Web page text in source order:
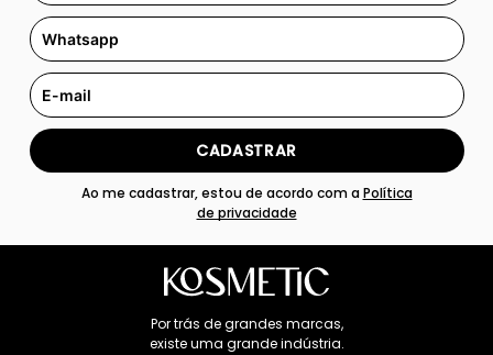
CADASTRAR
Ao me cadastrar, estou de acordo com aPolítica
de privacidade
Por trás de grandes marcas,
existe uma grande indústria.